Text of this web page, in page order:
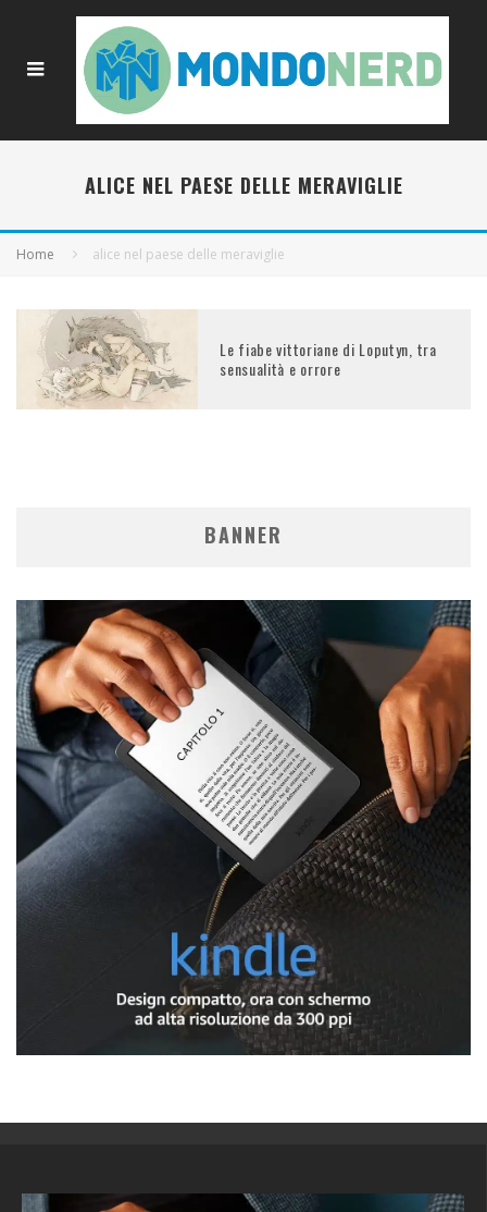
ALICE NEL PAESE DELLE MERAVIGLIE
Home alice nel paese delle meraviglie
Le fiabe vittoriane di Loputyn, tra
sensualità e orrore
BANNER